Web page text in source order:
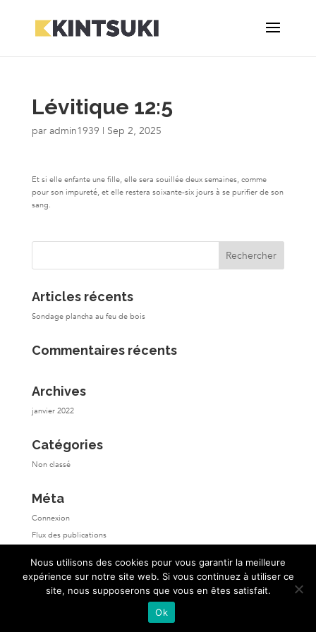
Lévitique 12:5
par admin1939 | Sep 2, 2025
Et si elle enfante une fille, elle sera souillée deux semaines, comme
pour son impureté, et elle restera soixante-six jours à se purifier de son
sang.
Articles récents
Sondage plancha au feu de bois
Commentaires récents
Archives
janvier 2022
Catégories
Non classé
Méta
Connexion
Flux des publications
Site de WordPress-FR
Nous utilisons des cookies pour vous garantir la meilleure
expérience sur notre site web. Si vous continuez à utiliser ce
site, nous supposerons que vous en êtes satisfait.
Ok